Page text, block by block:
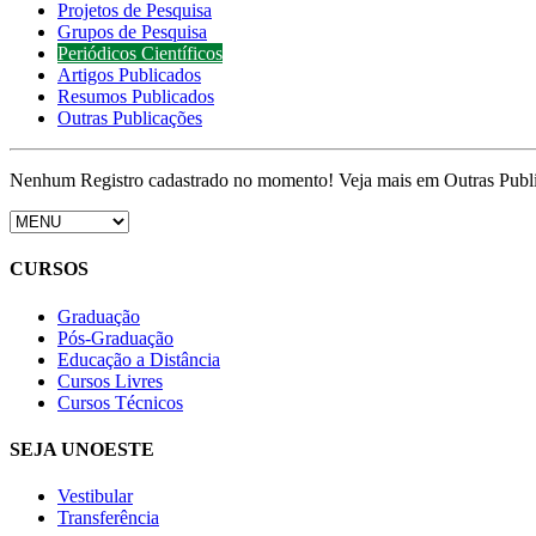
Projetos de Pesquisa
Grupos de Pesquisa
Periódicos Científicos
Artigos Publicados
Resumos Publicados
Outras Publicações
Nenhum Registro cadastrado no momento! Veja mais em Outras
CURSOS
Graduação
Pós-Graduação
Educação a Distância
Cursos Livres
Cursos Técnicos
SEJA UNOESTE
Vestibular
Transferência